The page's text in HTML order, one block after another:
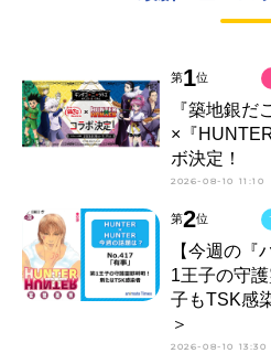
第1位
『築地銀だ
×『
ボ決定！
2026-08-10 11:10
第2位
【今週の『
1王子の守
子もTSK感
＞
2026-08-10 13:30